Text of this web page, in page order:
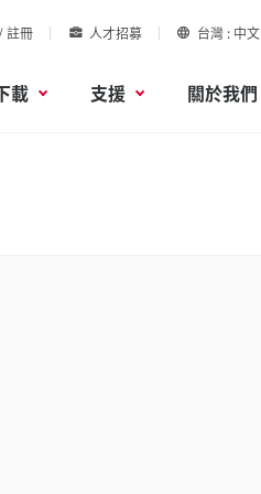
註冊 人才招募 台灣 中文
載 支援 關於我們